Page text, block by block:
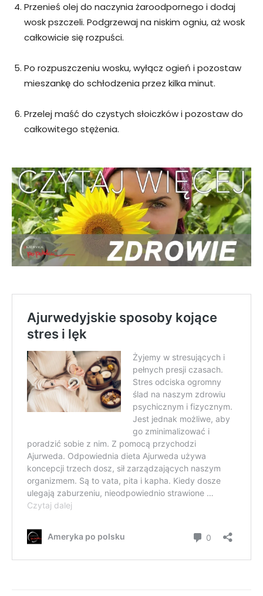
Przenieś olej do naczynia żaroodpornego i dodaj
wosk pszczeli. Podgrzewaj na niskim ogniu, aż wosk
całkowicie się rozpuści.
Po rozpuszczeniu wosku, wyłącz ogień i pozostaw
mieszankę do schłodzenia przez kilka minut.
Przelej maść do czystych słoiczków i pozostaw do
całkowitego stężenia.